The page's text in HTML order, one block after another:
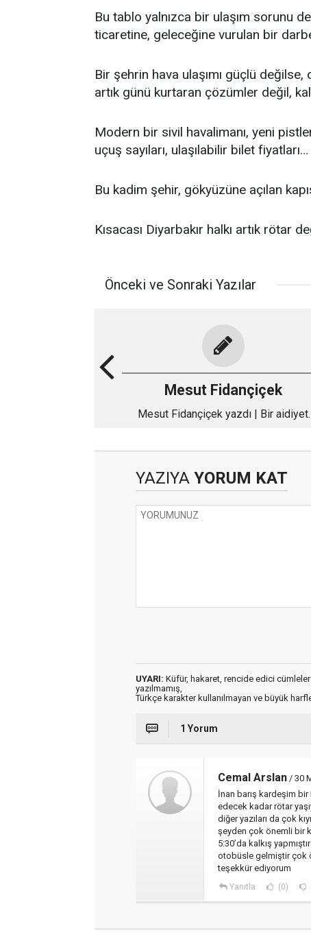
Bu tablo yalnızca bir ulaşım sorunu
ticaretine, geleceğine vurulan bir
Bir şehrin hava ulaşımı güçlü
artık günü kurtaran çözümler değil,
Modern bir sivil havalimanı, yeni
uçuş sayıları, ulaşılabilir bilet fiyatları…
Bu kadim şehir, gökyüzüne açılan
Kısacası Diyarbakır halkı artık rötar
Önceki ve Sonraki Yazılar
Mesut Fidançiçek
Mesut Fidançiçek yazdı | Bir aidiyet
YAZIYA YORUM KAT
UYARI: Küfür, hakaret, rencide edici cümleler
yazılmamış,
Türkçe karakter kullanılmayan ve büyük
1 Yorum
Cemal Arslan / 30
İnan barış kardeşim
edecek kadar rötar
diğer yazıları da çok
şeyden çok önemli bir
5:30’da kalkış
otobüsle gelmiştir çok
teşekkür ediyorum
Yanıtla (0)